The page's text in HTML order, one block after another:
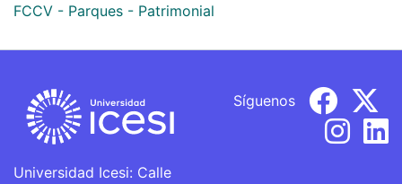
FCCV - Parques - Patrimonial
Universidad Icesi: Calle
Síguenos